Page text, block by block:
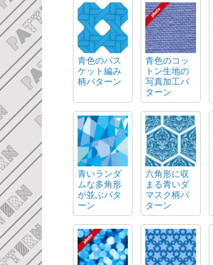
青色のバス
ケット編み
柄パターン
青色のコッ
トン生地の
写真加工パ
ターン
青いランダ
ムな多角形
が並ぶパタ
ーン
六角形に収
まる青いダ
マスク柄パ
ターン